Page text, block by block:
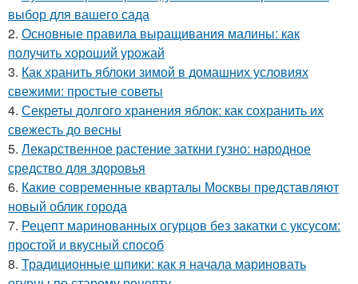
выбор для вашего сада
2. Основные правила выращивания малины: как
получить хороший урожай
3. Как хранить яблоки зимой в домашних условиях
свежими: простые советы
4. Секреты долгого хранения яблок: как сохранить их
свежесть до весны
5. Лекарственное растение заткни гузно: народное
средство для здоровья
6. Какие современные кварталы Москвы представляют
новый облик города
7. Рецепт маринованных огурцов без закатки с уксусом:
простой и вкусный способ
8. Традиционные шпики: как я начала мариновать